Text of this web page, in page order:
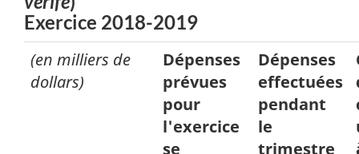
Exercice 2018-2019
(en milliers de
dollars)
Dépenses
prévues
pour
l'exercice
se
Dépenses
effectuées
pendant
le
trimestre